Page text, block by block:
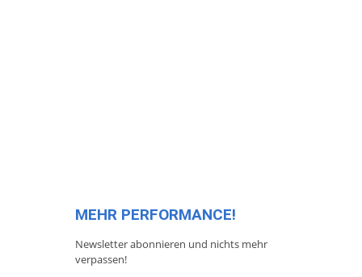
MEHR PERFORMANCE!
Newsletter abonnieren und nichts mehr
verpassen!